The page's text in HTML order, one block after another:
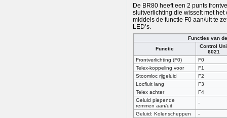
De BR80 heeft een 2 punts
sluitverlichting die wisselt met
middels de functie F0 aan/uit te
LED’s.
Functies van
Functie
Control
6021
Frontverlichting (F0)
F0
Telex-koppeling voor
F1
Stoomloc rijgeluid
F2
Locfluit lang
F3
Telex achter
F4
Geluid piepende
remmen aan/uit
-
Geluid: Kolenscheppen
-